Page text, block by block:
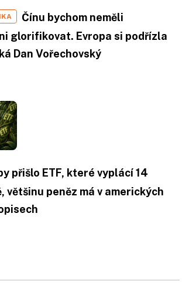
Čínu bychom neměli
glorifikovat. Evropa si podřízla
Dan Vořechovský
přišlo ETF, které vyplácí 14
většinu peněz má v amerických